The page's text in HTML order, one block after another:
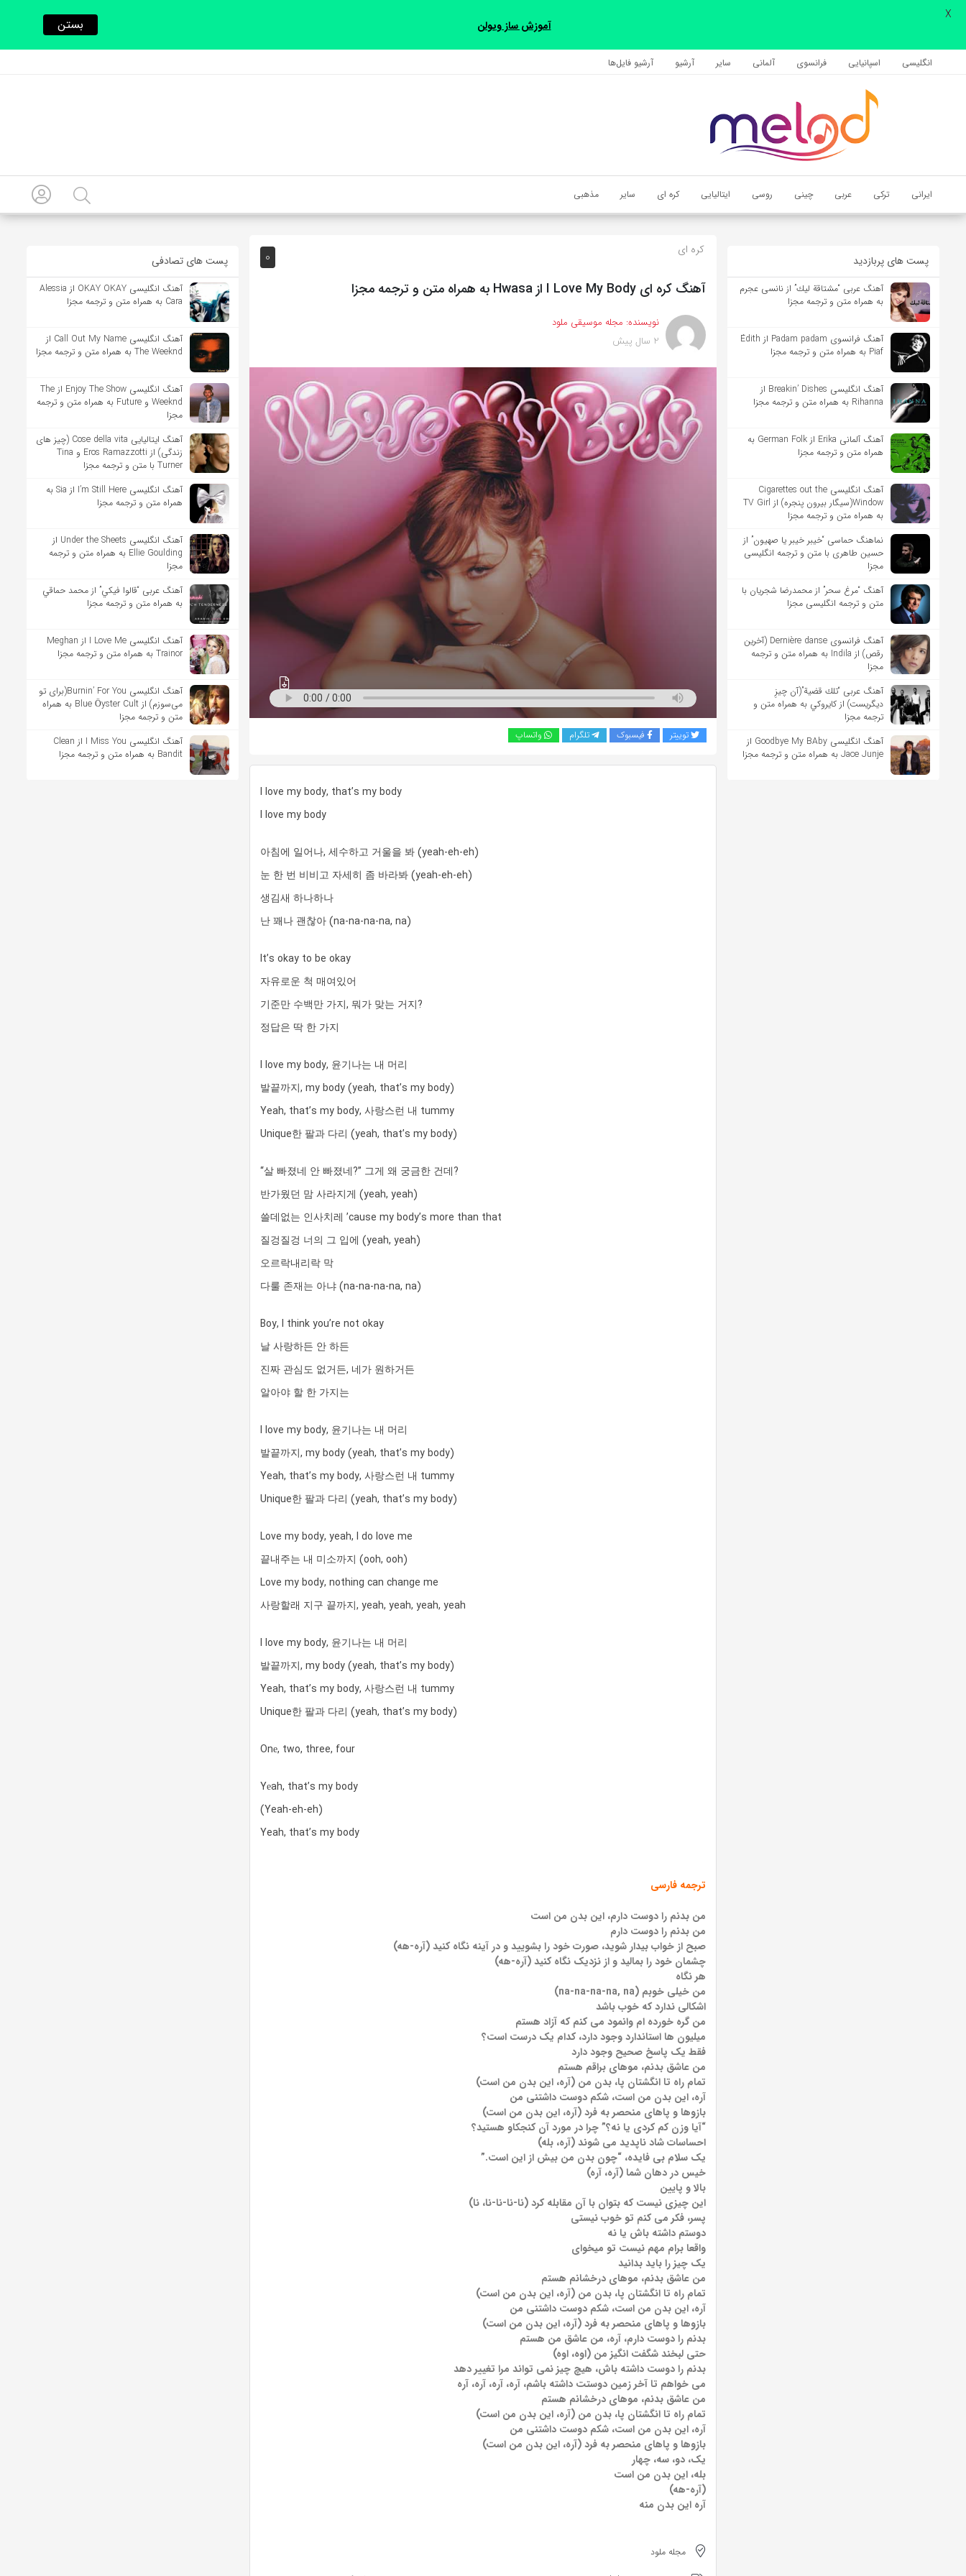
انگلیسی اسپانیایی فرانسوی آلمانی سایر آرشیو آرشیو فایل‌‎ها
ایرانی ترکی عربی چینی روسی ایتالیایی کره ای سایر مذهبی
اشتراک گذاری
با استفاده از روش‌های زیر می‌توانید این صفحه را با دوستان خود به
کپی لینک
پست های پربازدید
آهنگ عربی “مشتاقة لیك” از نانسی عجرم
به همراه متن و ترجمه مجزا
آهنگ فرانسوی Padam padam از Édith
Piaf به همراه متن و ترجمه مجزا
آهنگ انگلیسی Breakin’ Dishes از
Rihanna به همراه متن و ترجمه مجزا
آهنگ آلمانی Erika از German Folk به
همراه متن و ترجمه مجزا
آهنگ انگلیسی Cigarettes out the
Window(سیگار بیرون پنجره) از TV Girl
به همراه متن و ترجمه مجزا
نماهنگ حماسی “خیبر خیبر یا صهیون” از
حسین طاهری با متن و ترجمه انگلیسی
مجزا
آهنگ “مرغ سحر” از محمدرضا شجریان با
متن و ترجمه انگلیسی مجزا
آهنگ فرانسوی Dernière danse (آخرین
رقص) از Indila به همراه متن و ترجمه
مجزا
آهنگ عربی “تلك قضية”(آن چیزِ
دیگریست) از كايروكي به همراه متن و
ترجمه مجزا
آهنگ انگلیسی Goodbye My BAby از
Jace Junje به همراه متن و ترجمه مجزا
0 کره ای
آهنگ کره ای I Love My Body از Hwasa به همراه متن و ترجمه مجزا
نویسنده: مجله موسیقی ملود
2 سال پیش
توییتر فیسبوک تلگرام واتساپ
I love my body, that’s my body
I love my body
아침에 일어나, 세수하고 거울을 봐 (yeah-eh-eh)
눈 한 번 비비고 자세히 좀 바라봐 (yeah-eh-eh)
생김새 하나하나
난 꽤나 괜찮아 (na-na-na-na, na)
It’s okay to be okay
자유로운 척 매여있어
기준만 수백만 가지, 뭐가 맞는 거지?
정답은 딱 한 가지
I love my body, 윤기나는 내 머리
발끝까지, my body (yeah, that’s my body)
Yeah, that’s my body, 사랑스런 내 tummy
Unique한 팔과 다리 (yeah, that’s my body)
“살 빠졌네 안 빠졌네?” 그게 왜 궁금한 건데?
반가웠던 맘 사라지게 (yeah, yeah)
쓸데없는 인사치레 ’cause my body’s more than that
질겅질겅 너의 그 입에 (yeah, yeah)
오르락내리락 막
다룰 존재는 아냐 (na-na-na-na, na)
Boy, I think you’re not okay
날 사랑하든 안 하든
진짜 관심도 없거든, 네가 원하거든
알아야 할 한 가지는
I love my body, 윤기나는 내 머리
발끝까지, my body (yeah, that’s my body)
Yeah, that’s my body, 사랑스런 내 tummy
Unique한 팔과 다리 (yeah, that’s my body)
Love my body, yeah, I do love me
끝내주는 내 미소까지 (ooh, ooh)
Love my body, nothing can change me
사랑할래 지구 끝까지, yeah, yeah, yeah, yeah
I love my body, 윤기나는 내 머리
발끝까지, my body (yeah, that’s my body)
Yeah, that’s my body, 사랑스런 내 tummy
Unique한 팔과 다리 (yeah, that’s my body)
Onе, two, three, four
Yеah, that’s my body
(Yeah-eh-eh)
Yeah, that’s my body
ترجمه فارسی
من بدنم را دوست دارم، این بدن من است
من بدنم را دوست دارم
صبح از خواب بیدار شوید، صورت خود را بشویید و در آینه نگاه کنید (آره-هه)
چشمان خود را بمالید و از نزدیک نگاه کنید (آره-هه)
هر نگاه
من خیلی خوبم (na-na-na-na, na)
اشکالی ندارد که خوب باشد
من گره خورده ام وانمود می کنم که آزاد هستم
میلیون ها استاندارد وجود دارد، کدام یک درست است؟
فقط یک پاسخ صحیح وجود دارد
من عاشق بدنم، موهای براقم هستم
تمام راه تا انگشتان پا، بدن من (آره، این بدن من است)
آره، این بدن من است، شکم دوست داشتنی من
بازوها و پاهای منحصر به فرد (آره، این بدن من است)
“آیا وزن کم کردی یا نه؟” چرا در مورد آن کنجکاو هستید؟
احساسات شاد ناپدید می شوند (آره، بله)
یک سلام بی فایده، “چون بدن من بیش از این است.”
خیس در دهان شما (آره، آره)
بالا و پایین
این چیزی نیست که بتوان با آن مقابله کرد (نا-نا-نا-نا، نا)
پسر، فکر می کنم تو خوب نیستی
دوستم داشته باش یا نه
واقعا برام مهم نیست تو میخوای
یک چیز را باید بدانید
من عاشق بدنم، موهای درخشانم هستم
تمام راه تا انگشتان پا، بدن من (آره، این بدن من است)
آره، این بدن من است، شکم دوست داشتنی من
بازوها و پاهای منحصر به فرد (آره، این بدن من است)
بدنم را دوست دارم، آره، من عاشق من هستم
حتی لبخند شگفت انگیز من (اوه، اوه)
بدنم را دوست داشته باش، هیچ چیز نمی تواند مرا تغییر دهد
می خواهم تا آخر زمین دوستت داشته باشم، آره، آره، آره، آره
من عاشق بدنم، موهای درخشانم هستم
تمام راه تا انگشتان پا، بدن من (آره، این بدن من است)
آره، این بدن من است، شکم دوست داشتنی من
بازوها و پاهای منحصر به فرد (آره، این بدن من است)
یک، دو، سه، چهار
بله، این بدن من است
(آره-هه)
آره این بدن منه
مجله ملود
پست های تصادفی
آهنگ انگلیسی OKAY OKAY از Alessia
Cara به همراه متن و ترجمه مجزا
آهنگ انگلیسی Call Out My Name از
The Weeknd به همراه متن و ترجمه مجزا
آهنگ انگلیسی Enjoy The Show از The
Weeknd و Future به همراه متن و ترجمه
مجزا
آهنگ ایتالیایی Cose della vita (چیز های
زندگی) از Eros Ramazzotti و Tina
Turner با متن و ترجمه مجزا
آهنگ انگلیسی I’m Still Here از Sia به
همراه متن و ترجمه مجزا
آهنگ انگلیسی Under the Sheets از
Ellie Goulding به همراه متن و ترجمه
مجزا
آهنگ عربی “قالوا فيكي” از محمد حماقي
به همراه متن و ترجمه مجزا
آهنگ انگلیسی I Love Me از Meghan
Trainor به همراه متن و ترجمه مجزا
آهنگ انگلیسی Burnin’ For You(برای تو
می‌سوزم) از Blue Öyster Cult به همراه
متن و ترجمه مجزا
آهنگ انگلیسی I Miss You از Clean
Bandit به همراه متن و ترجمه مجزا
آموزش ساز ویولن بستن
X